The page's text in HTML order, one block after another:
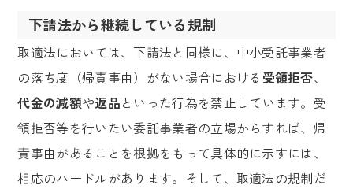
下請法から継続している規制
取適法においては、下請法と同様に、中小受託事業者
の落ち度（帰責事由）がない場合における 受領拒否、
代金の減額や返品といった行為を禁止しています。受
領拒否等を行いたい委託事業者の立場からすれば、帰
責事由があることを根拠をもって具体的に示すには、
相応のハードルがあります。そして、取適法の規制だ